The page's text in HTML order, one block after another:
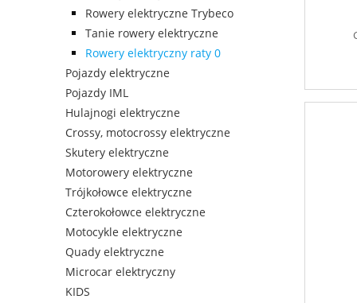
Rowery elektryczne Trybeco
Tanie rowery elektryczne
Rowery elektryczny raty 0
Pojazdy elektryczne
Pojazdy IML
Hulajnogi elektryczne
Crossy, motocrossy elektryczne
Skutery elektryczne
Motorowery elektryczne
Trójkołowce elektryczne
Czterokołowce elektryczne
Motocykle elektryczne
Quady elektryczne
Microcar elektryczny
KIDS